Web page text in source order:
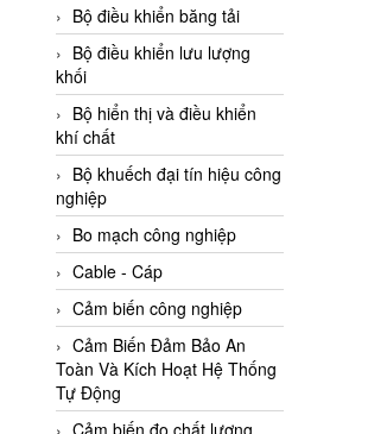
Advanced Energy Vietnam
Advantech Vietnam
Agate Vietnam
AGR International Vietnam
Aichi Tokei Denki Vietnam
Aii Vietnam
AIKOH
AINUO Vietnam
AIR MAJOR
Aira Euro Automation
Airtac Vietnam
Airtec Vietnam
Bộ điều khiển băng tải
Bộ điều khiển lưu lượng
khối
Bộ hiển thị và điều khiển
khí chất
Bộ khuếch đại tín hiệu công
nghiệp
Bo mạch công nghiệp
Cable - Cáp
Cảm biến công nghiệp
Cảm Biến Đảm Bảo An
Toàn Và Kích Hoạt Hệ Thống
Tự Động